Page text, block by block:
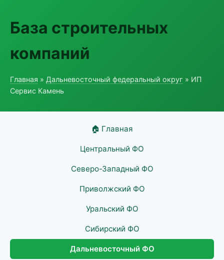
База строительных
компаний
Главная » Дальневосточный федеральный округ » ИП
Сервис Камень
🏠 Главная
Центральный ФО
Северо-Западный ФО
Приволжский ФО
Уральский ФО
Сибирский ФО
Дальневосточный ФО